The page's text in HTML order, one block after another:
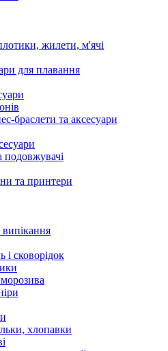
жилети, м'ячі
для плавання
браслети та аксесуари
подовжувачі
та принтери
і сковорідок
хлопавки